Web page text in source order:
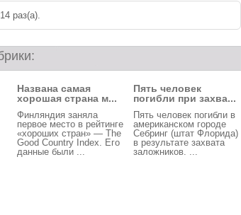
раз(a).
Названа самая
хорошая страна м...
Финляндия заняла
первое место в рейтинге
«хороших стран» — The
Good Country Index. Его
данные были ...
Пять человек
погибли при захва...
Пять человек погибли в
американском городе
Себринг (штат Флорида)
в результате захвата
заложников. ...